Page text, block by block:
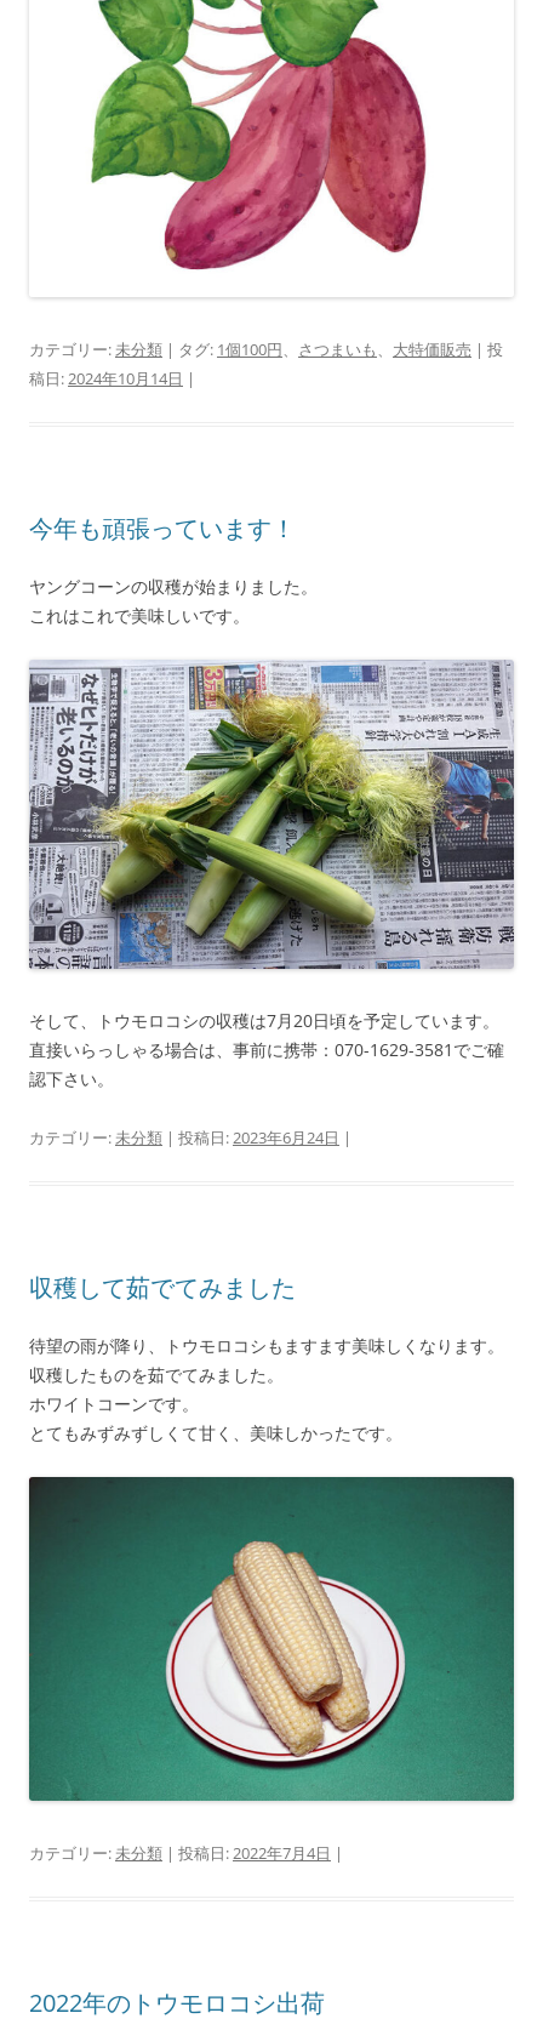
カテゴリー:未分類 | タグ: 1個100円、 さつまいも、 大特価販売 | 投
稿日:2024年10月14日 |
今年も頑張っています！
ヤングコーンの収穫が始まりました。
これはこれで美味しいです。
そして、トウモロコシの収穫は7月20日頃を予定しています。
直接いらっしゃる場合は、事前に携帯：070-1629-3581でご確
認下さい。
カテゴリー:未分類 | 投稿日:2023年6月24日 |
収穫して茹でてみました
待望の雨が降り、トウモロコシもますます美味しくなります。
収穫したものを茹でてみました。
ホワイトコーンです。
とてもみずみずしくて甘く、美味しかったです。
カテゴリー:未分類 | 投稿日:2022年7月4日 |
2022年のトウモロコシ出荷